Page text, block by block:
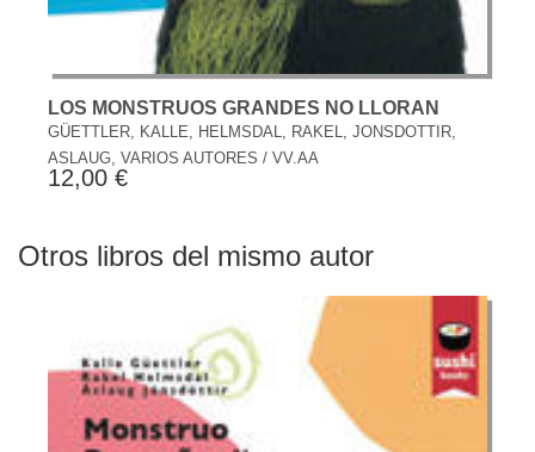
LOS MONSTRUOS GRANDES NO LLORAN
GÜETTLER, KALLE, HELMSDAL, RAKEL, JONSDOTTIR,
ASLAUG, VARIOS AUTORES / VV.AA
12,00 €
Otros libros del mismo autor